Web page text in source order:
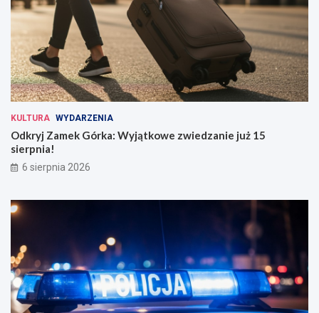
KULTURA WYDARZENIA
Odkryj Zamek Górka: Wyjątkowe zwiedzanie już 15
sierpnia!
6 sierpnia 2026